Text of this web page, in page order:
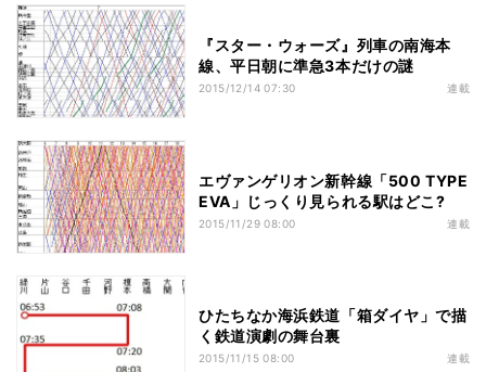
『スター・ウォーズ』列車の南海本
線、平日朝に準急3本だけの謎
2015/12/14 07:30 連載
エヴァンゲリオン新幹線「500 TYPE
EVA」じっくり見られる駅はどこ?
2015/11/29 08:00 連載
ひたちなか海浜鉄道「箱ダイヤ」で描
く鉄道演劇の舞台裏
2015/11/15 08:00 連載